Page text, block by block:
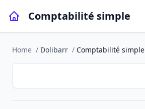
Comptabilité simple
Home / Dolibarr / Comptabilité simple